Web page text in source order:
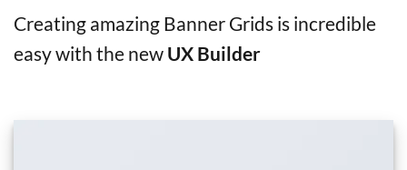
Creating amazing Banner Grids is incredible
easy with the new UX Builder